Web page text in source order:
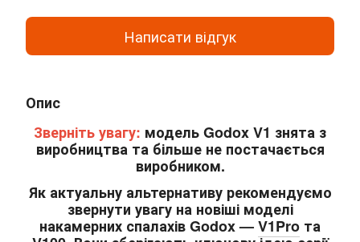
Написати відгук
Опис
Зверніть увагу: модель Godox V1 знята з
виробництва та більше не постачається
виробником.
Як актуальну альтернативу рекомендуємо
звернути увагу на новіші моделі
накамерних спалахів Godox —V1Pro та